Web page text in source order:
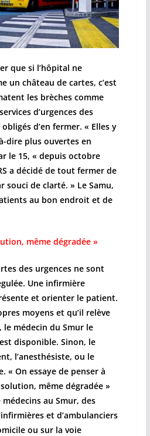
que si l’hôpital ne
un château de cartes, c’est
les brèches comme
d’urgences des
d’en fermer. « Elles y
dire plus ouvertes en
le 15, « depuis octobre
a décidé de tout fermer de
souci de clarté. » Le Samu,
au bon endroit et de
même dégradée »
des urgences ne sont
Une infirmière
et orienter le patient.
moyens et qu’il relève
le médecin du Smur le
disponible. Sinon, le
l’anesthésiste, ou le
« On essaye de penser à
même dégradée »
au Smur, des
et d’ambulanciers
ou sur la voie